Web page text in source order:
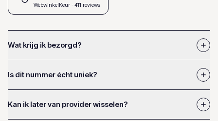
WebwinkelKeur · 411 reviews
Wat krijg ik bezorgd?
Is dit nummer écht uniek?
Kan ik later van provider wisselen?